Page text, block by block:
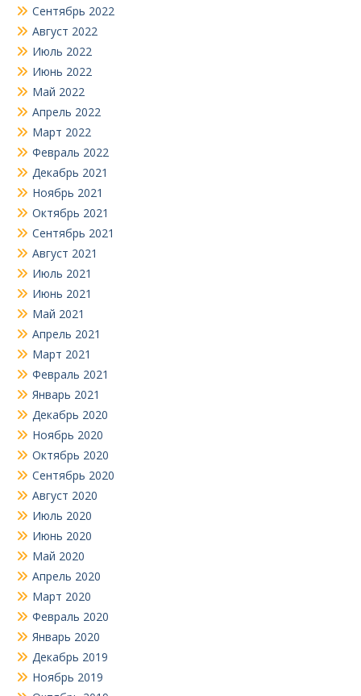
Сентябрь 2022
Август 2022
Июль 2022
Июнь 2022
Май 2022
Апрель 2022
Март 2022
Февраль 2022
Декабрь 2021
Ноябрь 2021
Октябрь 2021
Сентябрь 2021
Август 2021
Июль 2021
Июнь 2021
Май 2021
Апрель 2021
Март 2021
Февраль 2021
Январь 2021
Декабрь 2020
Ноябрь 2020
Октябрь 2020
Сентябрь 2020
Август 2020
Июль 2020
Июнь 2020
Май 2020
Апрель 2020
Март 2020
Февраль 2020
Январь 2020
Декабрь 2019
Ноябрь 2019